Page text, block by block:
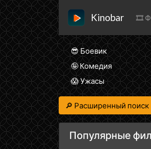
Kinobar 🎞
😎 Боевик
🤪 Комедия
😱 Ужасы
🔎 Расширенный поиск
Популярные